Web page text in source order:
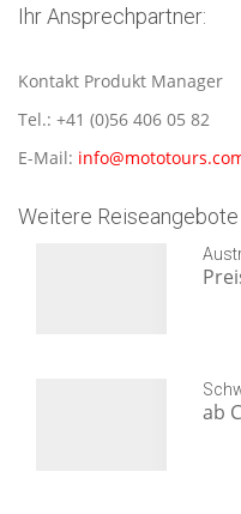
Ihr Ansprechpartner:
Kontakt Produkt Manager
Tel.: +41 (0)56 406 05 82
E-Mail:
Weitere Reiseangebote
ab